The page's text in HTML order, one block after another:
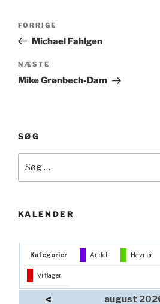
Indlægsnavigation
Forrige
indlæg
FORRIGE
Michael Fahlgen
Næste
indlæg
NÆSTE
Mike Grønbech-Dam
SØG
efter:
KALENDER
Kategorier Andet Havnen
Vi flager
< august